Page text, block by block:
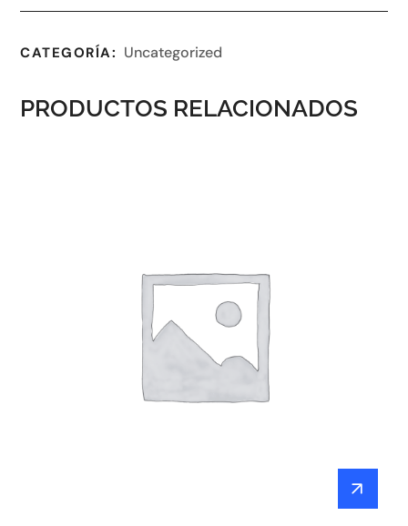
CATEGORÍA: Uncategorized
PRODUCTOS RELACIONADOS